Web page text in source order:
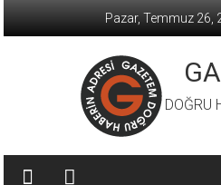
Pazar, Temmuz 26,
DOĞRU